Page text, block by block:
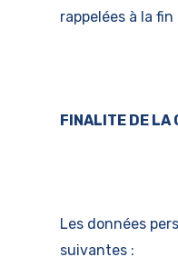
rappelées à la
FINALITE DE LA
Les données
suivantes :